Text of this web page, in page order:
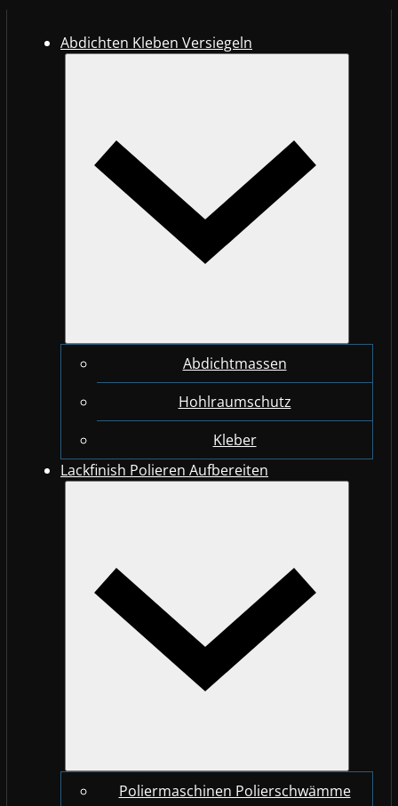
Abdichten Kleben Versiegeln
Abdichtmassen
Hohlraumschutz
Kleber
Lackfinish Polieren Aufbereiten
Poliermaschinen Polierschwämme